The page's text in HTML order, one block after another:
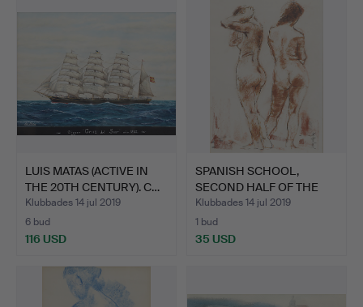
LUIS MATAS (ACTIVE IN
THE 20TH CENTURY). C…
Klubbades 14 jul 2019
6 bud
116 USD
SPANISH SCHOOL,
SECOND HALF OF THE
20TH CE…
Klubbades 14 jul 2019
1 bud
35 USD